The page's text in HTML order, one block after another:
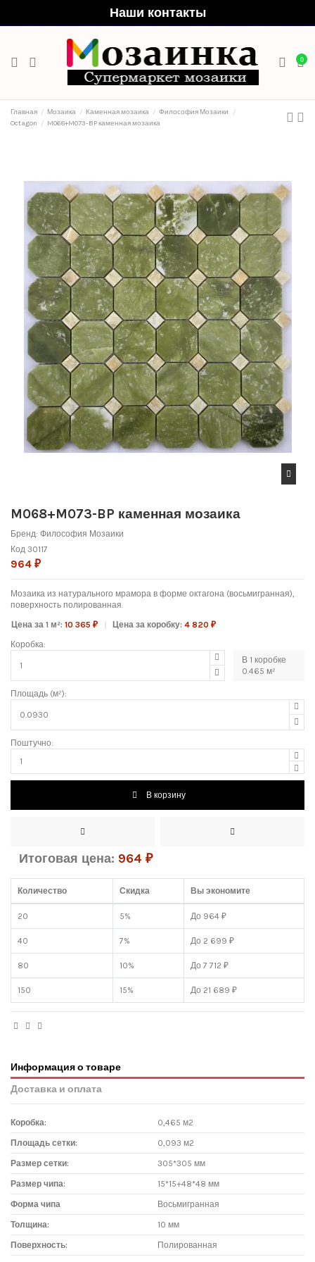
Наши контакты
0
Главная Мозаика Каменная мозаика
Философия Мозаики
Octagon
M068+M073-BP каменная мозаика
M068+M073-BP каменная мозаика
Бренд: Философия Мозаики
Код 30117
964 ₽
Мозаика из натурального мрамора в форме октагона (восьмигранная),
поверхность полированная.
Цена за 1 м²:10 365 ₽ Цена за коробку:4 820 ₽
Коробка:
В 1 коробке
0.465 м²
Площадь (м²):
Поштучно:
В корзину
Итоговая цена: 964 ₽
Количество Скидка Вы экономите
20 5% До 964 ₽
40 7% До 2 699 ₽
80 10% До 7 712 ₽
150 15% До 21 689 ₽
Информация о товаре
Доставка и оплата
Коробка: 0,465 м2
Площадь сетки: 0,093 м2
Размер сетки: 305*305 мм
Размер чипа: 15*15+48*48 мм
Форма чипа Восьмигранная
Толщина: 10 мм
Поверхность: Полированная